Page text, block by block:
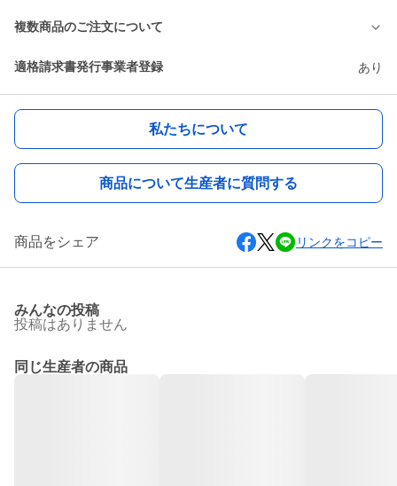
複数商品のご注文について
適格請求書発行事業者登録 あり
私たちについて
商品について生産者に質問する
商品をシェア リンクをコピー
みんなの投稿
投稿はありません
同じ生産者の商品